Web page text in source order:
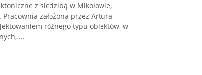
z siedzibą w Mikołowie,
założona przez Artura
różnego typu obiektów, w
...